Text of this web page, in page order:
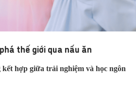
thế giới qua nấu ăn
hợp giữa trải nghiệm và học ngôn